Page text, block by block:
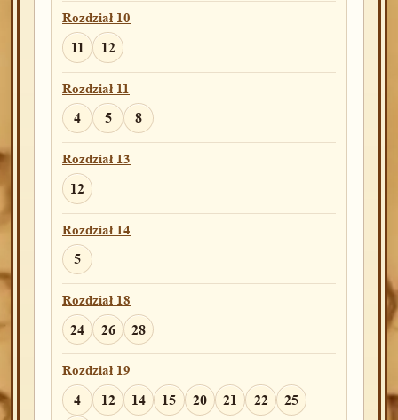
Rozdział 10
11 12
Rozdział 11
4 5 8
Rozdział 13
12
Rozdział 14
5
Rozdział 18
24 26 28
Rozdział 19
4 12 14 15 20 21 22
25